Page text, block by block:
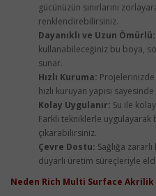
gücünüzün sınırlarını
renklendirebilirsiniz.
Dayanıklı ve Uzun Ömürlü:
kullanabileceğiniz bu boya,
sunar.
Hızlı Kuruma:
hızlı kuruyan yapısı
Kolay Uygulanır: Su ile
Farklı tekniklerle
çıkarabilirsiniz.
Çevre Dostu: Sağlığa
duyarlı üretim süreçleriyle
Neden Rich Multi Surface Akrilik